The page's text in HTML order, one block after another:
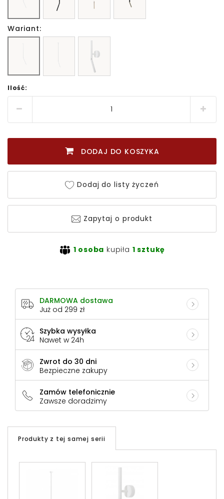
Wariant:
Ilość:
DODAJ DO KOSZYKA
Dodaj do listy życzeń
Zapytaj o produkt
1 osoba kupiła 1 sztukę
DARMOWA dostawa
Już od 299 zł
Szybka wysyłka
Nawet w 24h
Zwrot do 30 dni
Bezpieczne zakupy
Zamów telefonicznie
Zawsze doradzimy
Produkty z tej samej serii